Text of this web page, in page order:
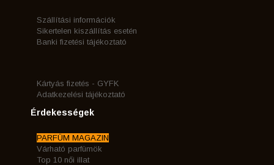
Szállítási információk
Sikertelen kiszállítás esetén
Banki fizetési tájékoztató
Kártyás fizetés - GYFK
Adatkezelési tájékoztató
Érdekességek
PARFÜM MAGAZIN
Várható parfümök
Top 10 női illat